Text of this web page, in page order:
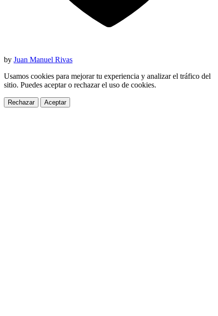
by Juan Manuel Rivas
Usamos cookies para mejorar tu experiencia y analizar el tráfico del
sitio. Puedes aceptar o rechazar el uso de cookies.
Rechazar Aceptar